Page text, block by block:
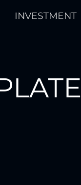
INVESTMENT